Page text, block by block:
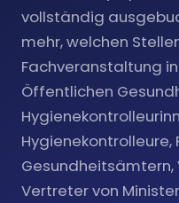
vollständig
mehr, welchen
Fachveranstaltung
Öffentlichen
Vertreter von